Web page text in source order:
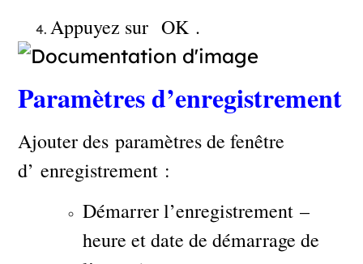
Appuyez sur OK .
Paramètres d’enregistrement
Ajouter des paramètres de fenêtre
d’ enregistrement :
Démarrer l’enregistrement –
heure et date de démarrage de